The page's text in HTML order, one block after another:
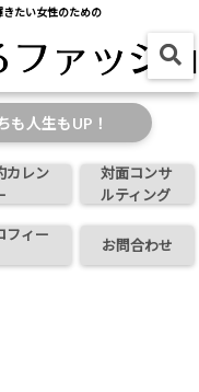
たい女性のための
も人生もUP！
カレン
対面コンサ
ルティング
フィー
お問合わせ